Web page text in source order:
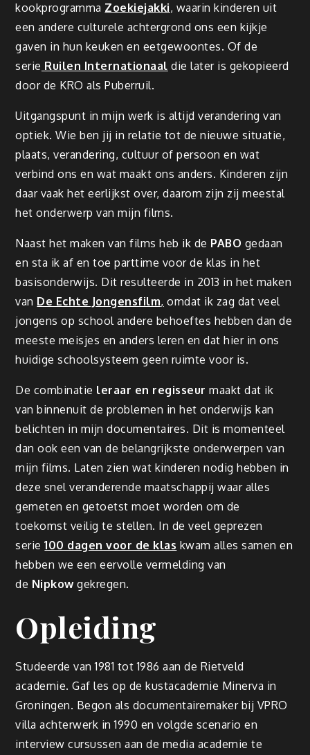
kookprogramma Zoekiejakki, waarin kinderen uit
een andere culturele achtergrond ons een kijkje
gaven in hun keuken en eetgewoontes. Of de
serie Ruilen Internationaal die later is gekopieerd
door de KRO als Puberruil.
Uitgangspunt in mijn werk is altijd verandering van
optiek. Wie ben jij in relatie tot de nieuwe situatie,
plaats, verandering, cultuur of persoon en wat
verbind ons en wat maakt ons anders. Kinderen zijn
daar vaak het eerlijkst over, daarom zijn zij meestal
het onderwerp van mijn films.
Naast het maken van films heb ik de PABO gedaan
en sta ik af en toe parttime voor de klas in het
basisonderwijs. Dit resulteerde in 2013 in het maken
van De Echte Jongensfilm, omdat ik zag dat veel
jongens op school andere behoeftes hebben dan de
meeste meisjes en anders leren en dat hier in ons
huidige schoolsysteem geen ruimte voor is.
De combinatie leraar en regisseur maakt dat ik
van binnenuit de problemen in het onderwijs kan
belichten in mijn documentaires. Dit is momenteel
dan ook een van de belangrijkste onderwerpen van
mijn films. Laten zien wat kinderen nodig hebben in
deze snel veranderende maatschappij waar alles
gemeten en getoetst moet worden om de
toekomst veilig te stellen. In de veel geprezen
serie100 dagen voor de klas kwam alles samen en
hebben we een eervolle vermelding van
de Nipkowgekregen.
Opleiding
Studeerde van 1981 tot 1986 aan de Rietveld
academie. Gaf les op de kustacademie Minerva in
Groningen. Begon als documentairemaker bij VPRO
villa achterwerk in 1990 en volgde scenario en
interview cursussen aan de media academie te